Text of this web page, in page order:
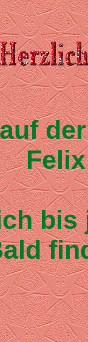
bis